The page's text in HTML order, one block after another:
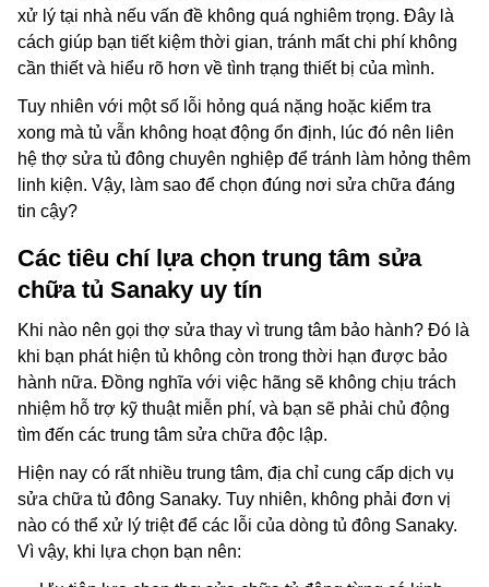
xử lý tại nhà nếu vấn đề không quá nghiêm trọng. Đây là
cách giúp bạn tiết kiệm thời gian, tránh mất chi phí không
cần thiết và hiểu rõ hơn về tình trạng thiết bị của mình.
Tuy nhiên với một số lỗi hỏng quá nặng hoặc kiểm tra
xong mà tủ vẫn không hoạt động ổn định, lúc đó nên liên
hệ thợ sửa tủ đông chuyên nghiệp để tránh làm hỏng thêm
linh kiện. Vậy, làm sao để chọn đúng nơi sửa chữa đáng
tin cậy?
Các tiêu chí lựa chọn trung tâm sửa
chữa tủ Sanaky uy tín
Khi nào nên gọi thợ sửa thay vì trung tâm bảo hành? Đó là
khi bạn phát hiện tủ không còn trong thời hạn được bảo
hành nữa. Đồng nghĩa với việc hãng sẽ không chịu trách
nhiệm hỗ trợ kỹ thuật miễn phí, và bạn sẽ phải chủ động
tìm đến các trung tâm sửa chữa độc lập.
Hiện nay có rất nhiều trung tâm, địa chỉ cung cấp dịch vụ
sửa chữa tủ đông Sanaky. Tuy nhiên, không phải đơn vị
nào có thể xử lý triệt để các lỗi của dòng tủ đông Sanaky.
Vì vậy, khi lựa chọn bạn nên: